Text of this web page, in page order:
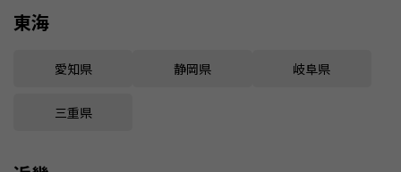
東海
愛知県 静岡県 岐阜県
三重県